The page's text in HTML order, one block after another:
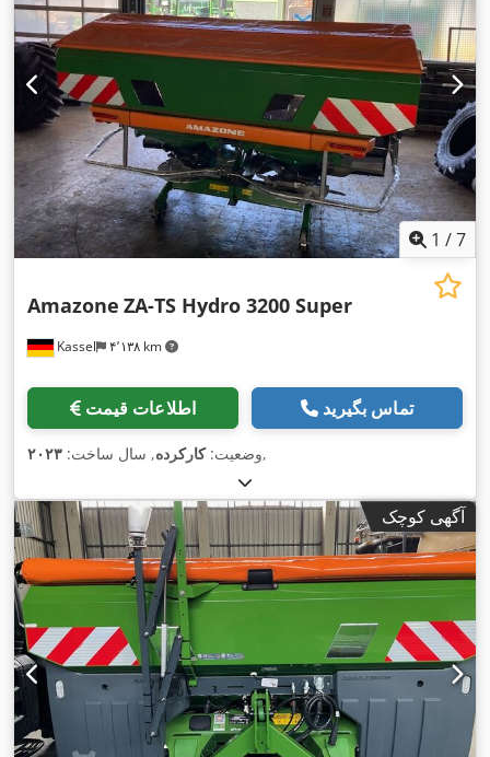
1 /7
Kassel ۴٬۱۳۸ km
Amazone ZA-TS Hydro 3200 Super
اطلاعات قیمت تماس بگیرید
وضعیت:کارکرده, سال ساخت: ۲۰۲۳ ,
آگهی کوچک